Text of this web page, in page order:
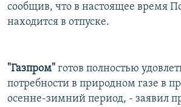
сообщив, что в настоящее время
находится в отпуске.
"Газпром" готов полностью
потребности в природном газе в
осенне-зимний период, - заявил